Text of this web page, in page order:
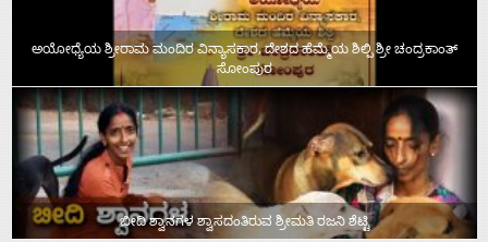
ಅಯೋಧ್ಯೆಯ ಶ್ರೀರಾಮ ಮಂದಿರ ವಿನ್ಯಾಸಕಾರ, ದೇಶದ ಹೆಮ್ಮೆಯ ಶಿಲ್ಪಿ ಶ್ರೀ ಚಂದ್ರಕಾಂತ್‌
ಸೋಂಪುರ
ಬೀದಿ ಶ್ವಾನಗಳ ಶ್ವಾಸದಂತಿರುವ ಶ್ರೀಮತಿ ರಜನಿ ಶೆಟ್ಟಿ